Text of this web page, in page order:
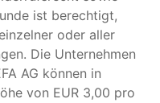
ist berechtigt,
oder aller
Die Unternehmen
AG können in
von EUR 3,00 pro